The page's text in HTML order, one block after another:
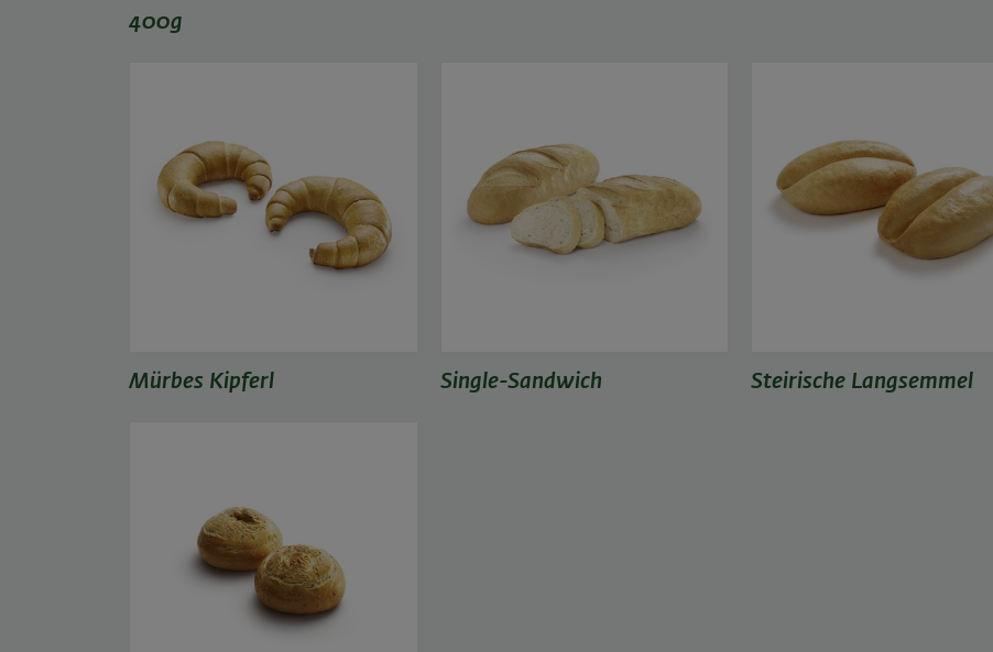
400g
Mürbes Kipferl Single-Sandwich Steirische Langsemmel